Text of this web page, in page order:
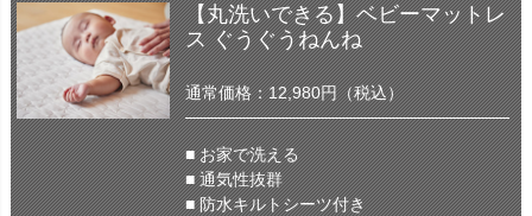
【丸洗いできる】ベビーマットレ
ス ぐうぐうねんね
通常価格：12,980円（税込）
■ お家で洗える
■ 通気性抜群
■ 防水キルトシーツ付き